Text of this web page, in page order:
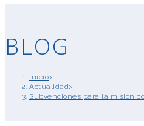
BLOG
Inicio>
Actualidad>
Subvenciones para la misión